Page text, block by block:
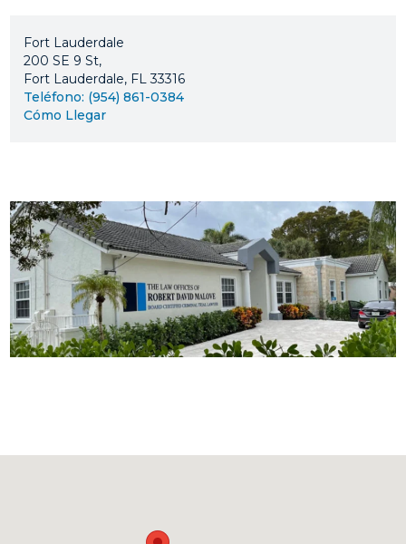
Fort Lauderdale
200 SE 9 St,
Fort Lauderdale, FL 33316
Teléfono: (954) 861-0384
Cómo Llegar